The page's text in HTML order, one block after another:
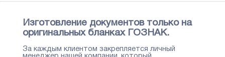
Изготовление документов только на
оригинальных бланках ГОЗНАК.
За каждым клиентом закрепляется личный